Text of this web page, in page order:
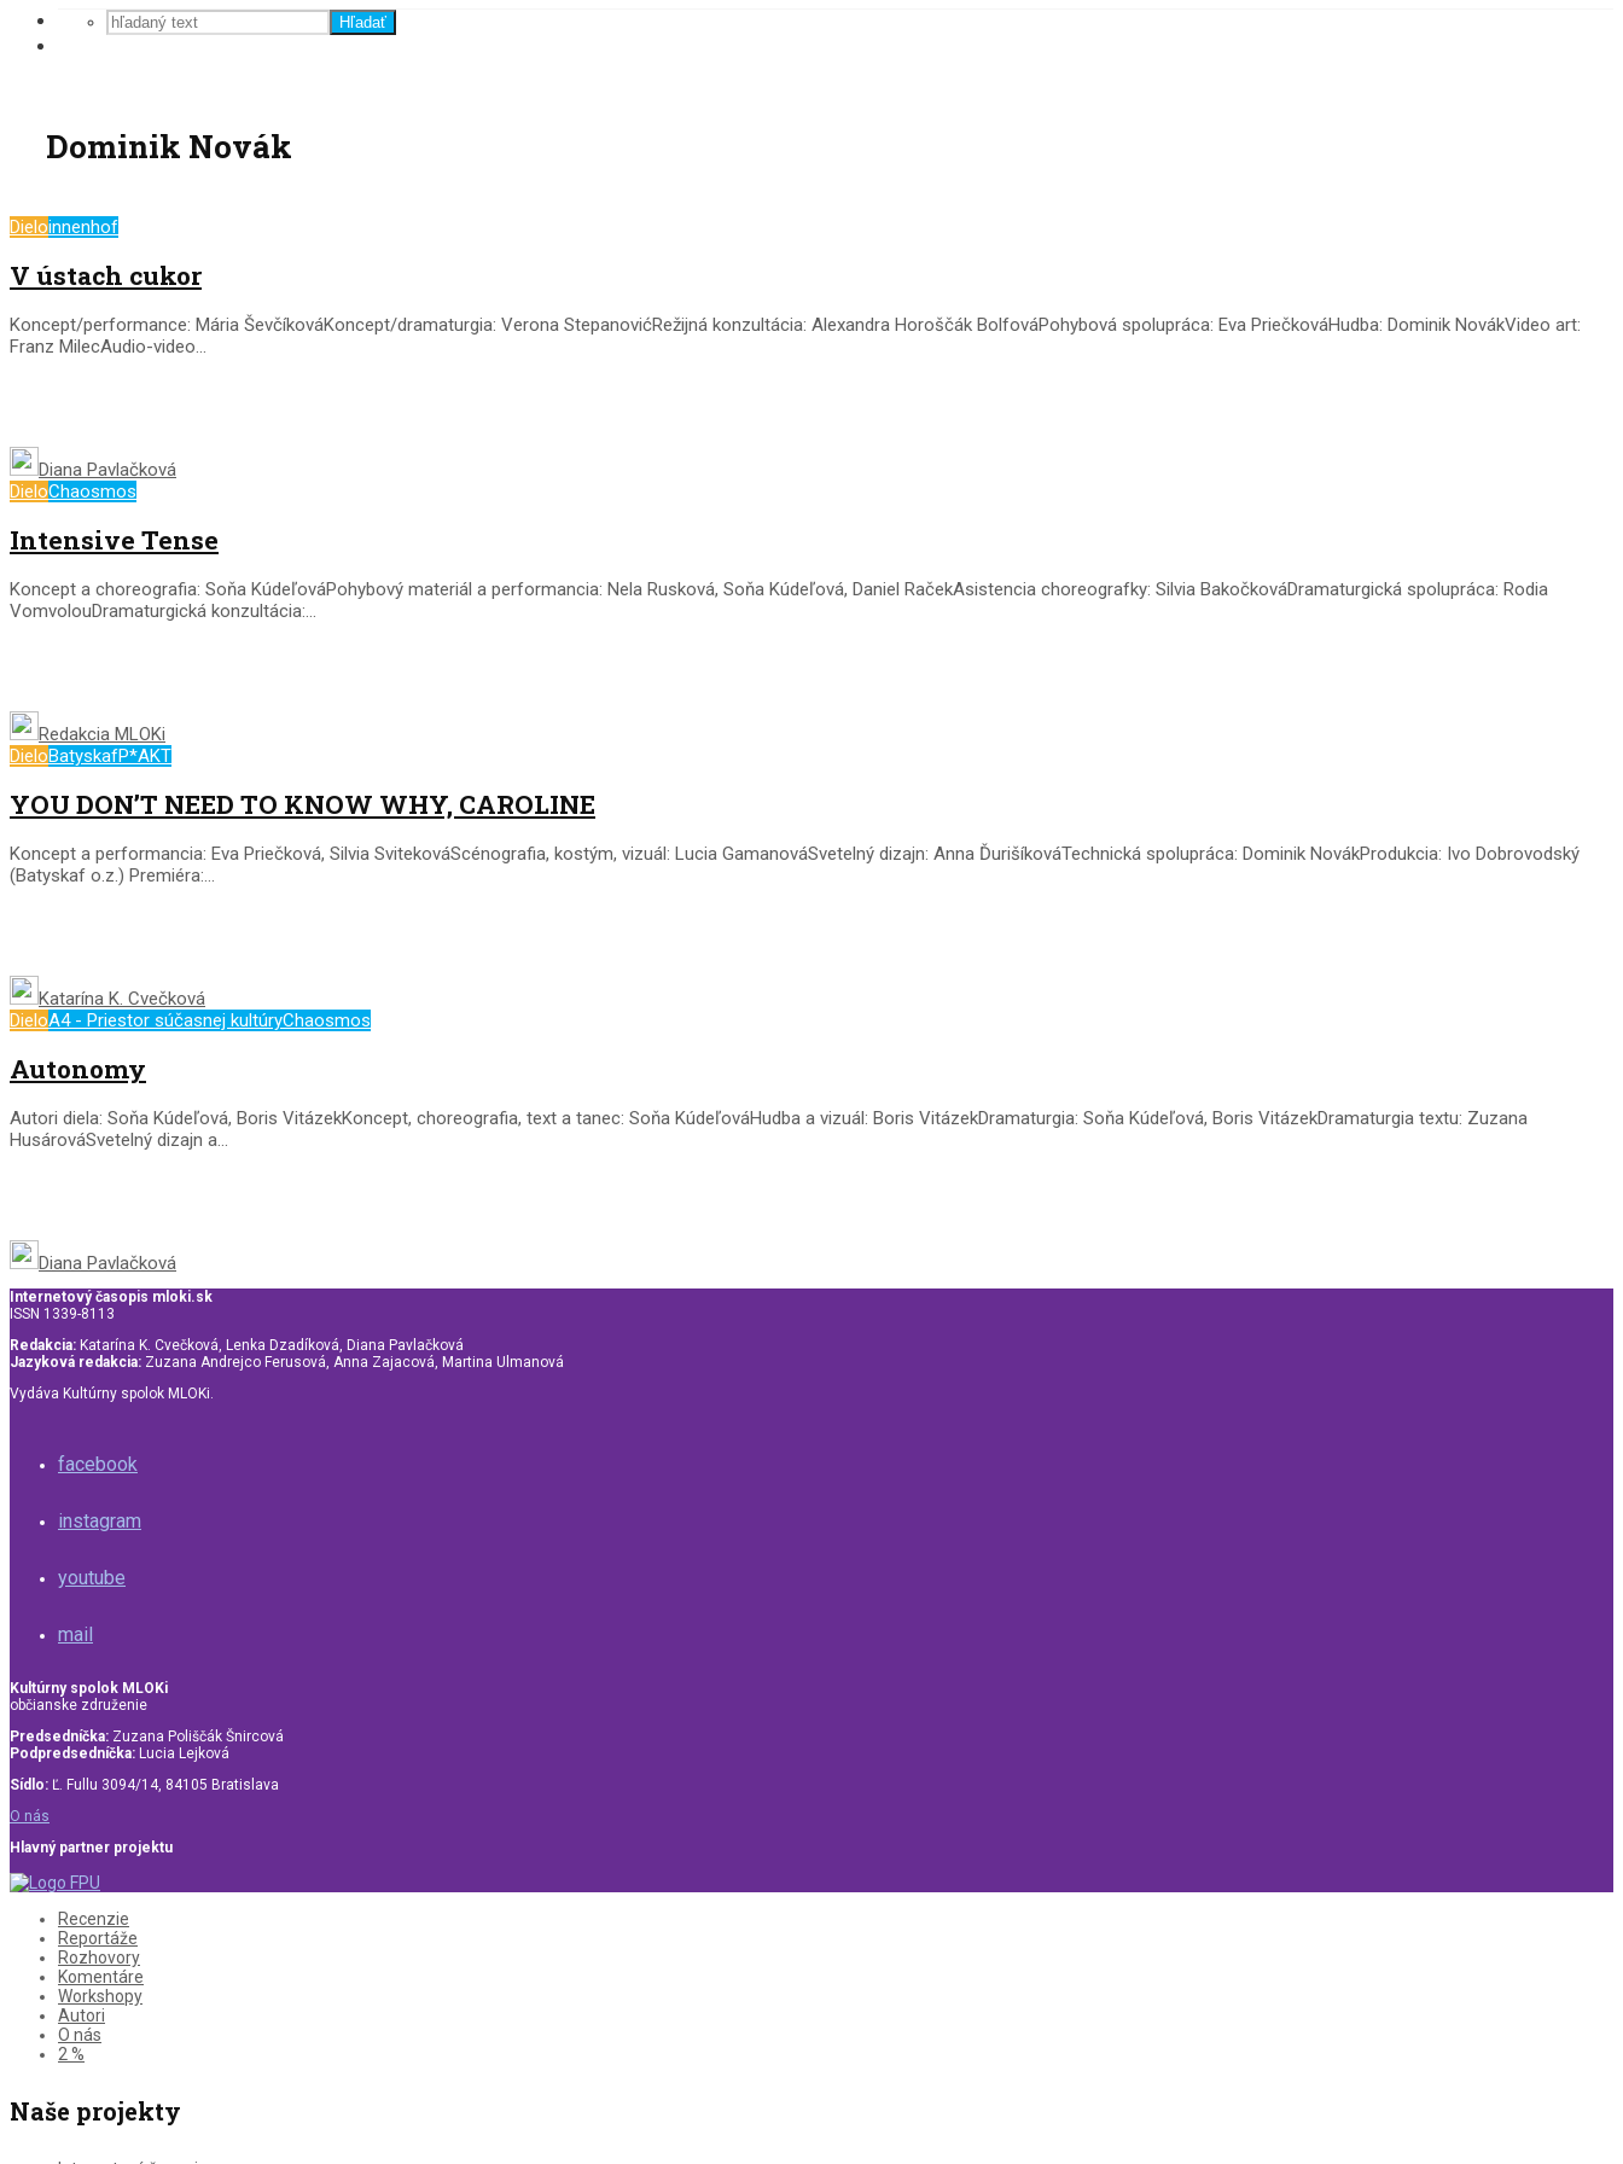
Hľadať
Dominik Novák
Dieloinnenhof
V ústach cukor
Koncept/performance: Mária ŠevčíkováKoncept/dramaturgia: Verona StepanovićRežijná konzultácia: Alexandra Horoščák BolfováPohybová spolupráca: Eva PriečkováHudba: Dominik NovákVideo art:
Franz MilecAudio-video...
Diana Pavlačková
DieloChaosmos
Intensive Tense
Koncept a choreografia: Soňa KúdeľováPohybový materiál a performancia: Nela Rusková, Soňa Kúdeľová, Daniel RačekAsistencia choreografky: Silvia BakočkováDramaturgická spolupráca: Rodia
VomvolouDramaturgická konzultácia:...
Redakcia MLOKi
DieloBatyskafP*AKT
YOU DON’T NEED TO KNOW WHY, CAROLINE
Koncept a performancia: Eva Priečková, Silvia SvitekováScénografia, kostým, vizuál: Lucia GamanováSvetelný dizajn: Anna ĎurišíkováTechnická spolupráca: Dominik NovákProdukcia: Ivo Dobrovodský
(Batyskaf o.z.) Premiéra:...
Katarína K. Cvečková
DieloA4 - Priestor súčasnej kultúryChaosmos
Autonomy
Autori diela: Soňa Kúdeľová, Boris VitázekKoncept, choreografia, text a tanec: Soňa KúdeľováHudba a vizuál: Boris VitázekDramaturgia: Soňa Kúdeľová, Boris VitázekDramaturgia textu: Zuzana
HusárováSvetelný dizajn a...
Diana Pavlačková
Internetový časopis mloki.sk
ISSN 1339-8113
Redakcia: Katarína K. Cvečková, Lenka Dzadíková, Diana Pavlačková
Jazyková redakcia: Zuzana Andrejco Ferusová, Anna Zajacová, Martina Ulmanová
Vydáva Kultúrny spolok MLOKi.
facebook
instagram
youtube
mail
Kultúrny spolok MLOKi
občianske združenie
Predsedníčka: Zuzana Poliščák Šnircová
Podpredsedníčka: Lucia Lejková
Sídlo: Ľ. Fullu 3094/14, 84105 Bratislava
O nás
Hlavný partner projektu
Recenzie
Reportáže
Rozhovory
Komentáre
Workshopy
Autori
O nás
2 %
Naše projekty